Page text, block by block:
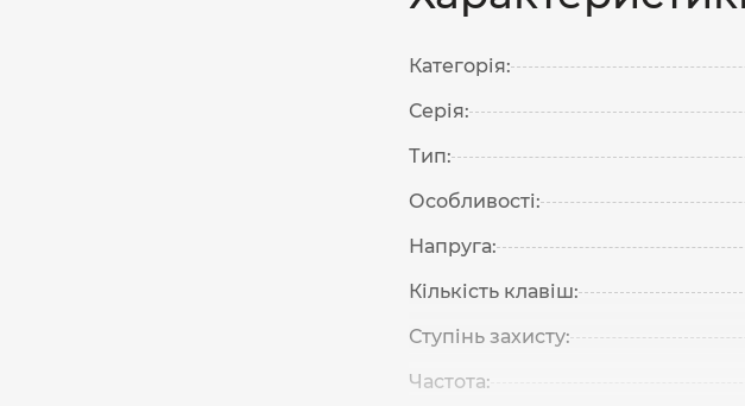
Категорія:
Серія:
Тип:
Особливості:
Напруга:
Кількість клавіш:
Ступінь захисту:
Частота: